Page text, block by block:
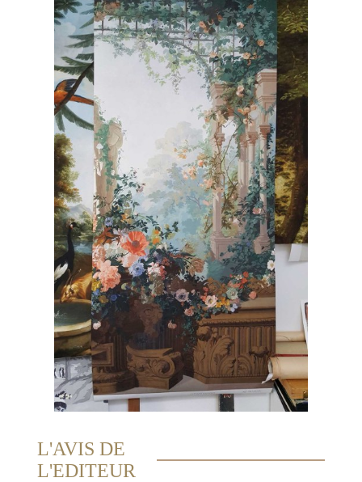
L'AVIS DE
L'EDITEUR